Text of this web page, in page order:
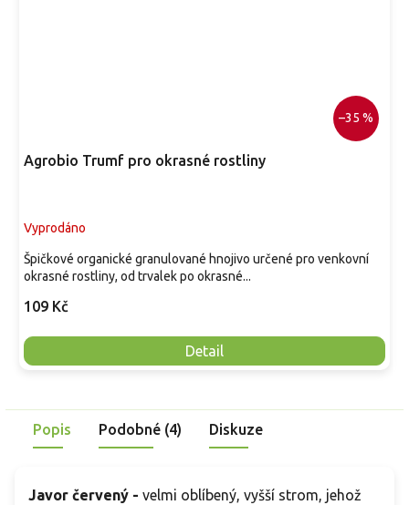
–35 %
Agrobio Trumf pro okrasné rostliny
Vyprodáno
109 Kč
Detail
Špičkové organické granulované hnojivo určené pro venkovní
okrasné rostliny, od trvalek po okrasné...
Popis Podobné (4) Diskuze
Javor červený - velmi oblíbený, vyšší strom, jehož